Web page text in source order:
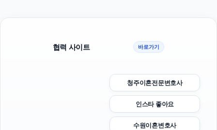
협력 사이트 바로가기
청주이혼전문변호사
인스타 좋아요
수원이혼변호사